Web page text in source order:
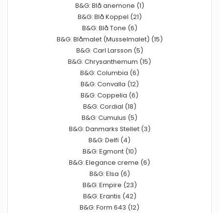
B&G: Blå anemone (1)
B&G: Blå Koppel (21)
B&G: Blå Tone (6)
B&G: Blåmalet (Musselmalet) (15)
B&G: Carl Larsson (5)
B&G: Chrysanthemum (15)
B&G: Columbia (6)
B&G: Convalla (12)
B&G: Coppelia (6)
B&G: Cordial (18)
B&G: Cumulus (5)
B&G: Danmarks Stellet (3)
B&G: Delfi (4)
B&G: Egmont (10)
B&G: Elegance creme (6)
B&G: Elsa (6)
B&G: Empire (23)
B&G: Erantis (42)
B&G: Form 643 (12)